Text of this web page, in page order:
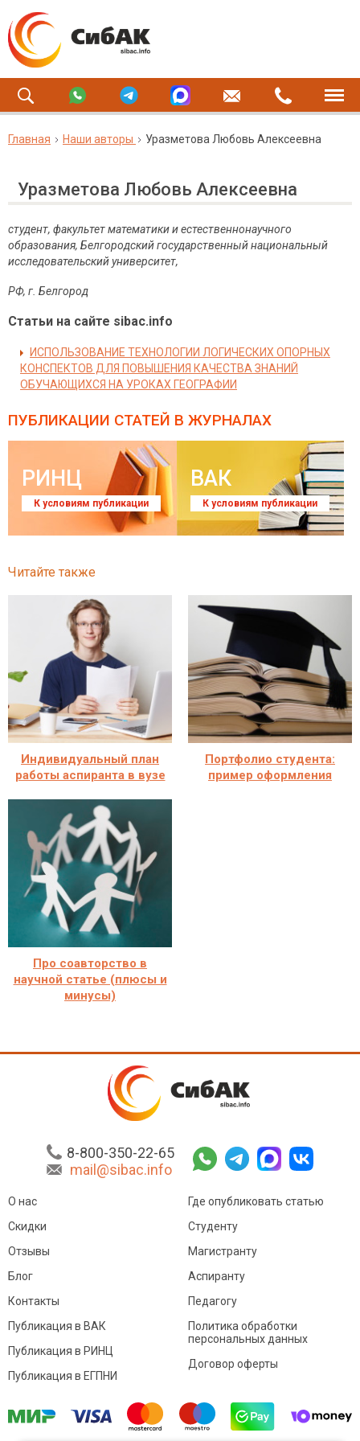
Главная Наши авторы Уразметова Любовь Алексеевна
Уразметова Любовь Алексеевна
студент, факультет математики и естественнонаучного
образования, Белгородский государственный национальный
исследовательский университет,
РФ, г. Белгород
Статьи на сайте sibac.info
ИСПОЛЬЗОВАНИЕ ТЕХНОЛОГИИ ЛОГИЧЕСКИХ ОПОРНЫХ
КОНСПЕКТОВ ДЛЯ ПОВЫШЕНИЯ КАЧЕСТВА ЗНАНИЙ
ОБУЧАЮЩИХСЯ НА УРОКАХ ГЕОГРАФИИ
ПУБЛИКАЦИИ СТАТЕЙ В ЖУРНАЛАХ
РИНЦ
К условиям публикации
ВАК
К условиям публикации
Читайте также
Индивидуальный план
работы аспиранта в вузе
Портфолио студента:
пример оформления
Про соавторство в
научной статье (плюсы и
минусы)
8-800-350-22-65
mail@sibac.info
О нас
Скидки
Отзывы
Блог
Контакты
Где опубликовать статью
Студенту
Магистранту
Аспиранту
Педагогу
Публикация в ВАК
Публикация в РИНЦ
Публикация в ЕГПНИ
Политика обработки
персональных данных
Договор оферты